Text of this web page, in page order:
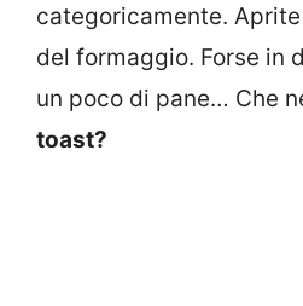
categoricamente.
del formaggio. Forse in
un poco di pane… Che
toast?